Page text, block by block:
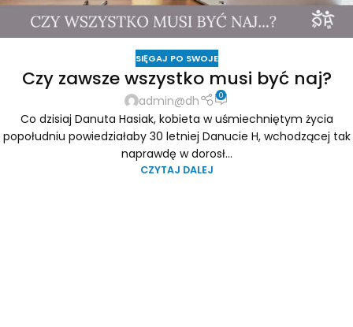
SIĘGAJ PO SWOJE
Czy zawsze wszystko musi być naj?
admin@dh 0
Co dzisiaj Danuta Hasiak, kobieta w uśmiechniętym życia
popołudniu powiedziałaby 30 letniej Danucie H, wchodzącej tak
naprawdę w dorosł...
CZYTAJ DALEJ